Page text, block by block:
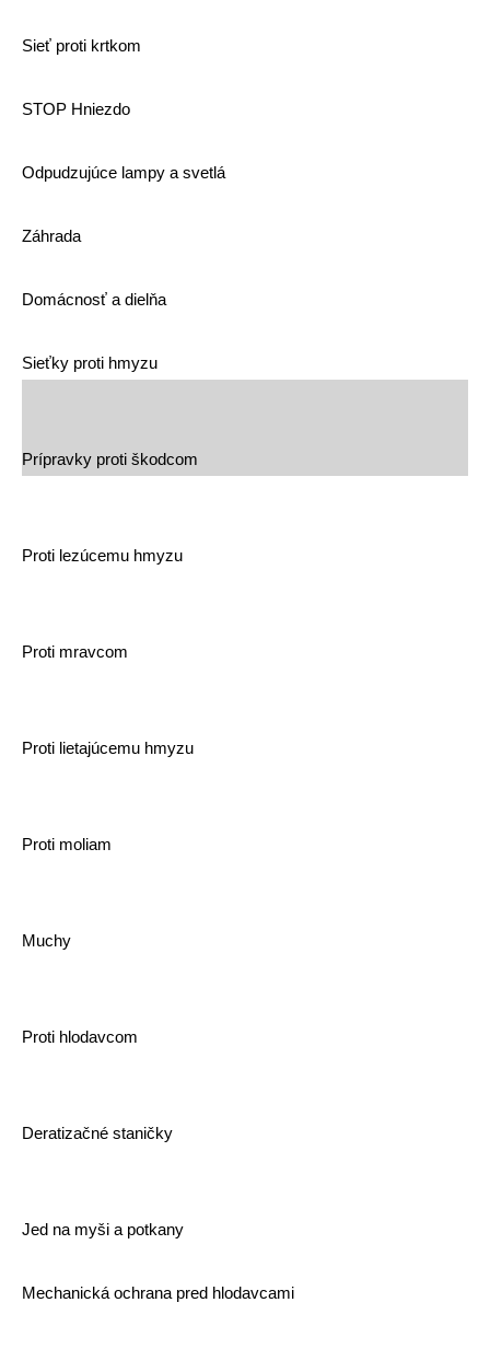
Sieť proti krtkom
STOP Hniezdo
Odpudzujúce lampy a svetlá
Záhrada
Domácnosť a dielňa
Sieťky proti hmyzu
Prípravky proti škodcom
Proti lezúcemu hmyzu
Proti mravcom
Proti lietajúcemu hmyzu
Proti moliam
Muchy
Proti hlodavcom
Deratizačné staničky
Jed na myši a potkany
Mechanická ochrana pred hlodavcami